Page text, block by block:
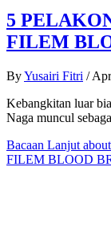
5
FILEM
ByYusairi Fitri /
Kebangkitan luar
Naga muncul
Bacaan Lanjut
FILEM BLOOD